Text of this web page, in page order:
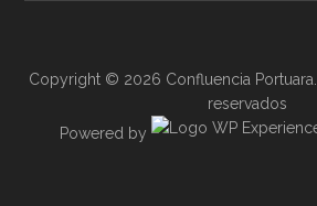
Copyright © 2026 Confluencia
reservados
Powered by